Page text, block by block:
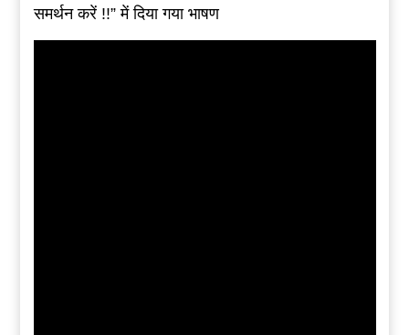
समर्थन करें !!” में दिया गया भाषण